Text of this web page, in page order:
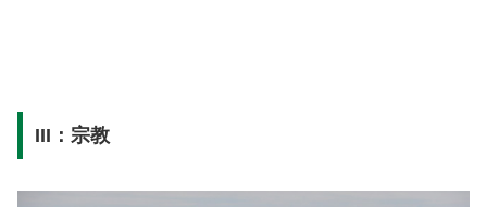
III：宗教